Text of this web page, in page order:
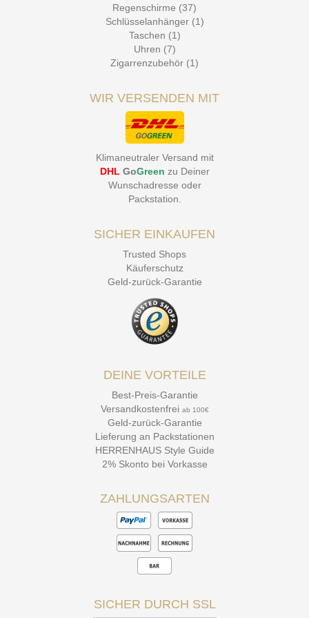
Regenschirme (37)
Schlüsselanhänger (1)
Taschen (1)
Uhren (7)
Zigarrenzubehör (1)
WIR VERSENDEN MIT
Klimaneutraler Versand mit
DHL GoGreen zu Deiner
Wunschadresse oder
Packstation
SICHER EINKAUFEN
Trusted Shops
Käuferschutz
Geld-zurück-Garantie
DEINE VORTEILE
Best-Preis-Garantie
Versandkostenfrei ab 100€
Geld-zurück-Garantie
Lieferung an Packstationen
HERRENHAUS Style Guide
2% Skonto bei Vorkasse
ZAHLUNGSARTEN
SICHER DURCH SSL